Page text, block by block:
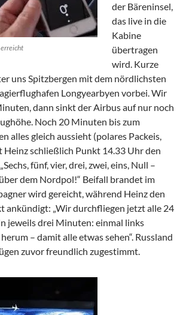
der Bäreninsel,
das live in die
Kabine
übertragen
wird. Kurze
uns Spitzbergen mit dem nördlichsten
Longyearbyen vorbei. Wir
dann sinkt der Airbus auf nur noch
Noch 20 Minuten bis zum
alles gleich aussieht (polares Packeis,
Heinz schließlich Punkt 14.33 Uhr den
fünf, vier, drei, zwei, eins, Null –
dem Nordpol!“ Beifall brandet im
wird gereicht, während Heinz den
ankündigt: „Wir durchfliegen jetzt alle 24
jeweils drei Minuten: einmal links
– damit alle etwas sehen“. Russland
zuvor freundlich zugestimmt.